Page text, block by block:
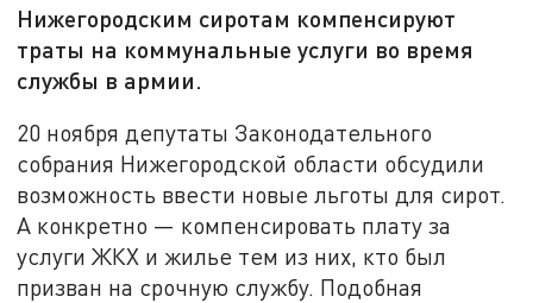
Нижегородским сиротам компенсируют
траты на коммунальные услуги во время
службы в армии.
20 ноября депутаты Законодательного
собрания Нижегородской области обсудили
возможность ввести новые льготы для сирот.
А конкретно — компенсировать плату за
услуги ЖКХ и жилье тем из них, кто был
призван на срочную службу. Подобная